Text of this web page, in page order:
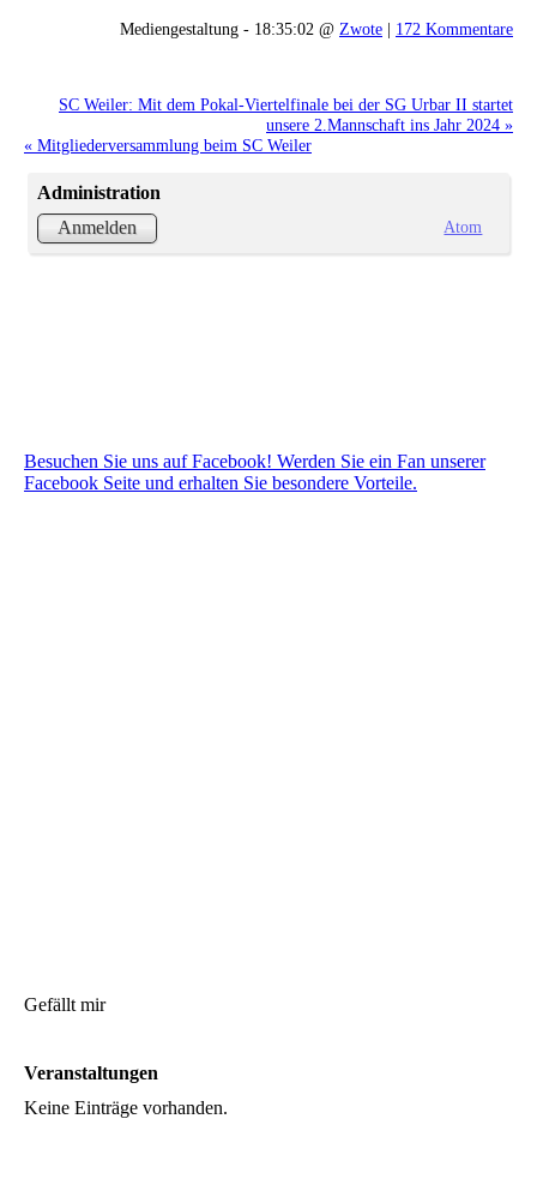
Mediengestaltung - 18:35:02 @ Zwote | 172 Kommentare
SC Weiler: Mit dem Pokal-Viertelfinale bei der SG Urbar II startet
unsere 2.Mannschaft ins Jahr 2024 »
« Mitgliederversammlung beim SC Weiler
Administration
Anmelden
Atom
Besuchen Sie uns auf Facebook! Werden Sie ein Fan unserer
Facebook Seite und erhalten Sie besondere Vorteile.
Gefällt mir
Veranstaltungen
Keine Einträge vorhanden.